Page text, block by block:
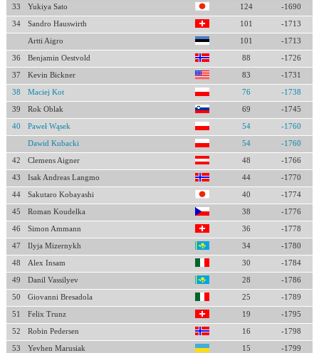
33 Yukiya Sato 124 -1690
34 Sandro Hauswirth 101 -1713
Artti Aigro 101 -1713
36 Benjamin Oestvold 88 -1726
37 Kevin Bickner 83 -1731
38 Maciej Kot 76 -1738
39 Rok Oblak 69 -1745
40 Paweł Wąsek 54 -1760
Dawid Kubacki 54 -1760
42 Clemens Aigner 48 -1766
43 Isak Andreas Langmo 44 -1770
44 Sakutaro Kobayashi 40 -1774
45 Roman Koudelka 38 -1776
46 Simon Ammann 36 -1778
47 Ilyja Mizernykh 34 -1780
48 Alex Insam 30 -1784
49 Danil Vassilyev 28 -1786
50 Giovanni Bresadola 25 -1789
51 Felix Trunz 19 -1795
52 Robin Pedersen 16 -1798
53 Yevhen Marusiak 15 -1799